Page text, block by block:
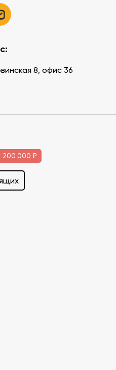
8, офис 36
200 000 ₽